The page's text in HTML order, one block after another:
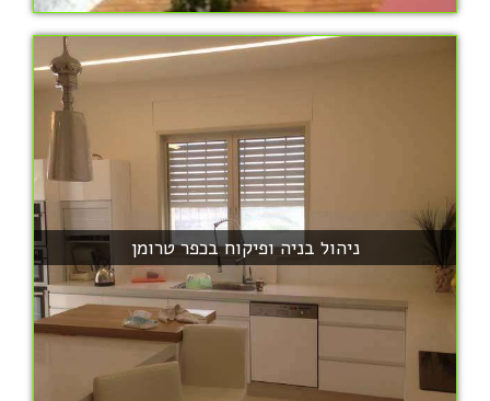
ניהול בניה ופיקוח בכפר טרומן